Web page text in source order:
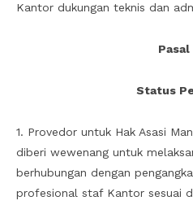
Kantor dukungan teknis dan
Pasal
Status
1. Provedor untuk Hak Asasi
diberi wewenang untuk
berhubungan dengan
profesional staf Kantor sesuai